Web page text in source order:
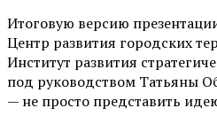
Итоговую версию
Центр развития городских
Институт развития
под руководством Татьяны
— не просто представить